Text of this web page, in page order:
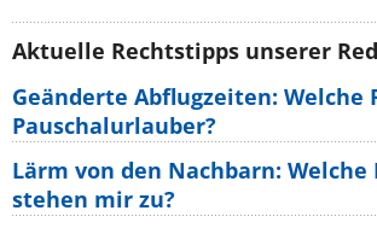
Aktuelle Rechtstipps unserer
Geänderte Abflugzeiten: Welche
Pauschalurlauber?
Lärm von den Nachbarn: Welche
stehen mir zu?